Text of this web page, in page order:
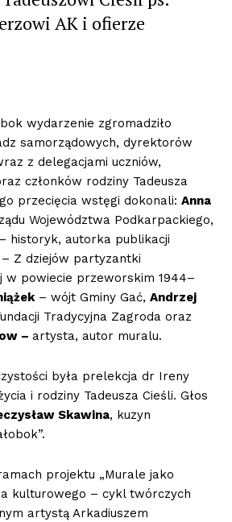
AK i ofierze
wydarzenie zgromadziło
samorządowych, dyrektorów
z delegacjami uczniów,
członków rodziny Tadeusza
przecięcia wstęgi dokonali: Anna
Województwa Podkarpackiego,
– historyk, autorka publikacji
– Z dziejów partyzantki
w powiecie przeworskim 1944–
– wójt Gminy Gać, Andrzej
Tradycyjna Zagroda oraz
– artysta, autor muralu.
była prelekcja dr Ireny
i rodziny Tadeusza Cieśli. Głos
Skawina, kuzyn
projektu „Murale jako
kulturowego – cykl twórczych
artystą Arkadiuszem